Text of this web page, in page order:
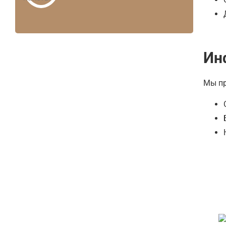
Мы